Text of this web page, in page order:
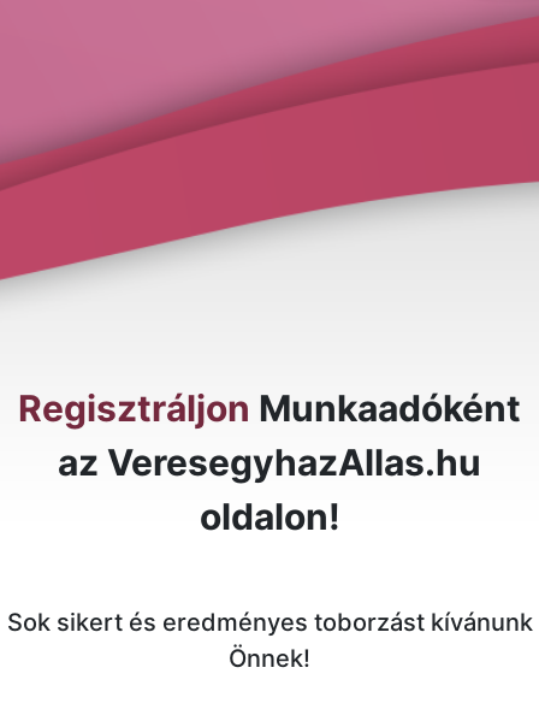
Regisztráljon Munkaadóként
az VeresegyhazAllas.hu
oldalon!
Sok sikert és eredményes toborzást kívánunk
Önnek!